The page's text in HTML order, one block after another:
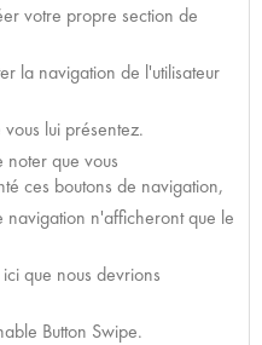
votre propre section de
la navigation de l'utilisateur
lui présentez.
noter que vous
ces boutons de navigation,
navigation n'afficheront que le
que nous devrions
Button Swipe.